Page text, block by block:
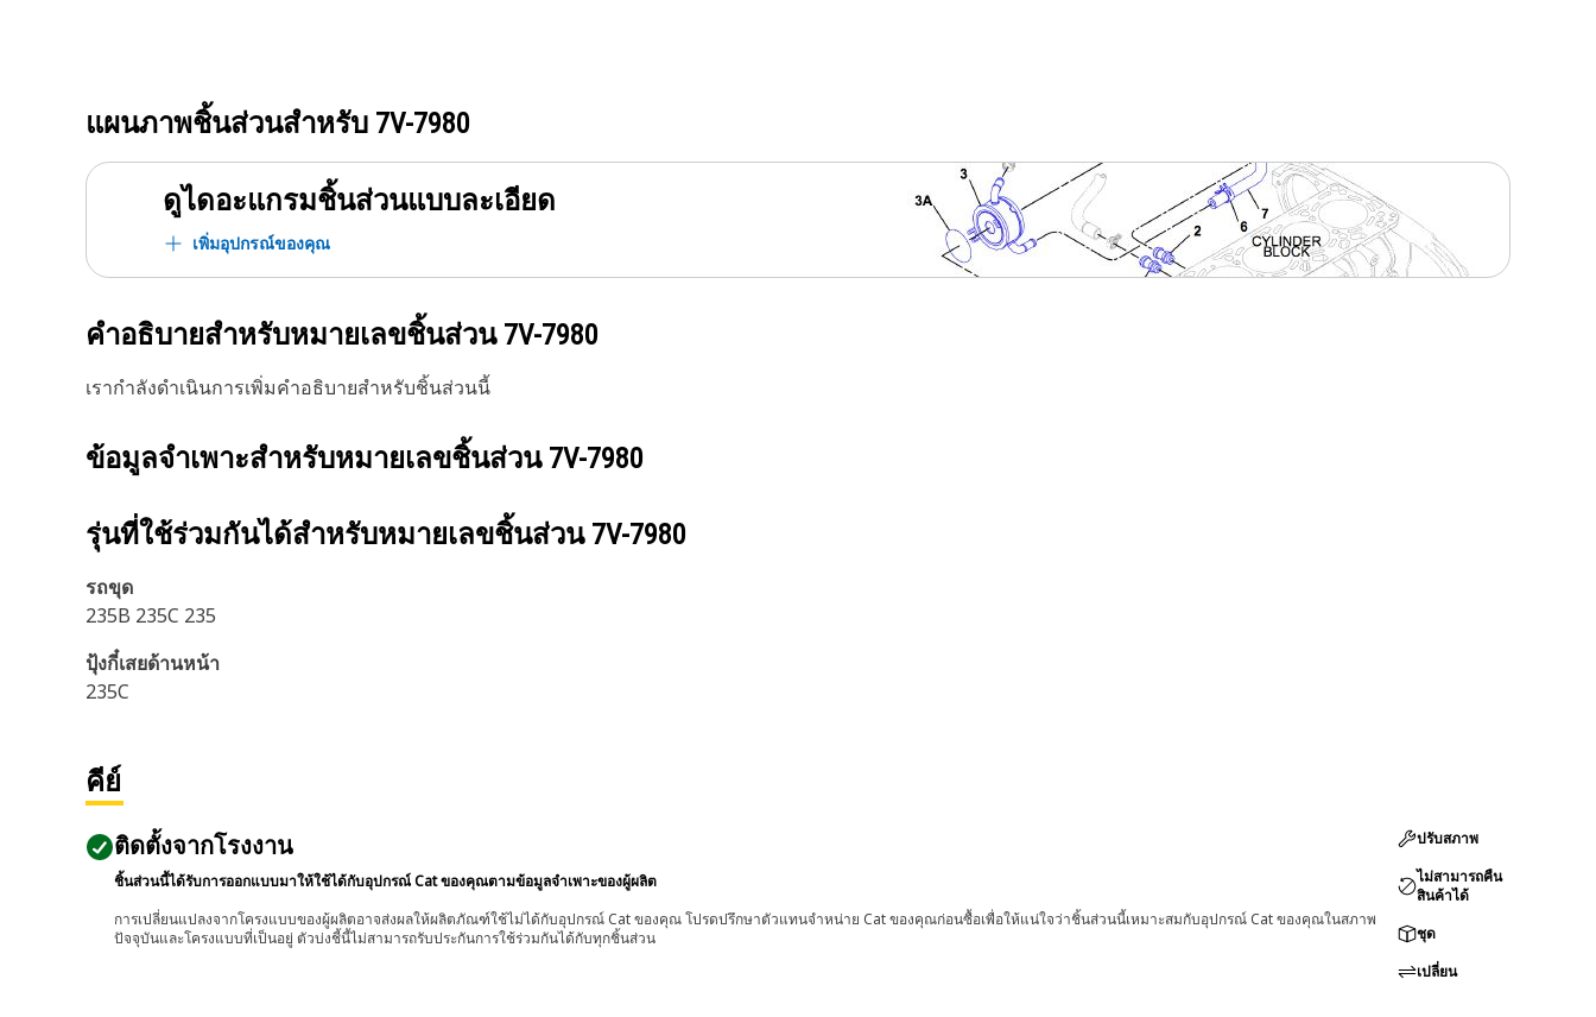
แผนภาพชิ้นส่วนสำหรับ 7V-7980
ดูไดอะแกรมชิ้นส่วนแบบละเอียด
เพิ่มอุปกรณ์ของคุณ
คำอธิบายสำหรับหมายเลขชิ้นส่วน 7V-7980
เรากำลังดำเนินการเพิ่มคำอธิบายสำหรับชิ้นส่วนนี้
ข้อมูลจำเพาะสำหรับหมายเลขชิ้นส่วน 7V-7980
รุ่นที่ใช้ร่วมกันได้สำหรับหมายเลขชิ้นส่วน 7V-7980
รถขุด
235B 235C 235
ปุ้งกี๋เสยด้านหน้า
235C
คีย์
ติดตั้งจากโรงงาน
ชิ้นส่วนนี้ได้รับการออกแบบมาให้ใช้ได้กับอุปกรณ์ Cat ของคุณตามข้อมูลจำเพาะของผู้ผลิต
การเปลี่ยนแปลงจากโครงแบบของผู้ผลิตอาจส่งผลให้ผลิตภัณฑ์ใช้ไม่ได้กับอุปกรณ์ Cat ของคุณ โปรดปรึกษาตัวแทนจำหน่าย Cat ของคุณก่อนซื้อเพื่อให้แน่ใจว่าชิ้นส่วนนี้เหมาะสมกับอุปกรณ์ Cat ของคุณในสภาพ
ปัจจุบันและโครงแบบที่เป็นอยู่ ตัวบ่งชี้นี้ไม่สามารถรับประกันการใช้ร่วมกันได้กับทุกชิ้นส่วน
ปรับสภาพ
ไม่สามารถคืน
สินค้าได้
ชุด
เปลี่ยน